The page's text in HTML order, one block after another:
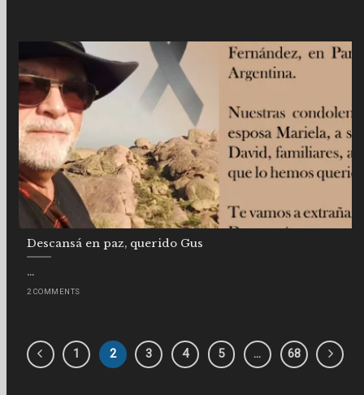
Descansá en paz, querido Gus
...
2 COMMENTS
1 2 3 4 5 … 68